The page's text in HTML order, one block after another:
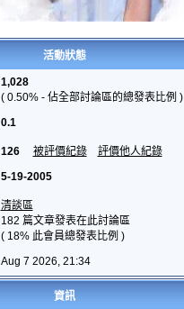
活動狀態
1,028
( 0.50% - 佔全部討論區的總發表比例 )
0.1
126 被評價紀錄 評價他人紀錄
5-19-2005
清談區
182 篇文章發表在此討論區
( 18% 此會員總發表比例 )
Aug 7 2026, 21:34
資訊